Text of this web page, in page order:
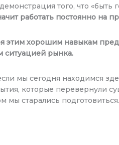
того, что
работать постоянно
этим хорошим навыкам
ситуацией рынка.
мы сегодня находимся
которые перевернули
мы старались подготовиться.